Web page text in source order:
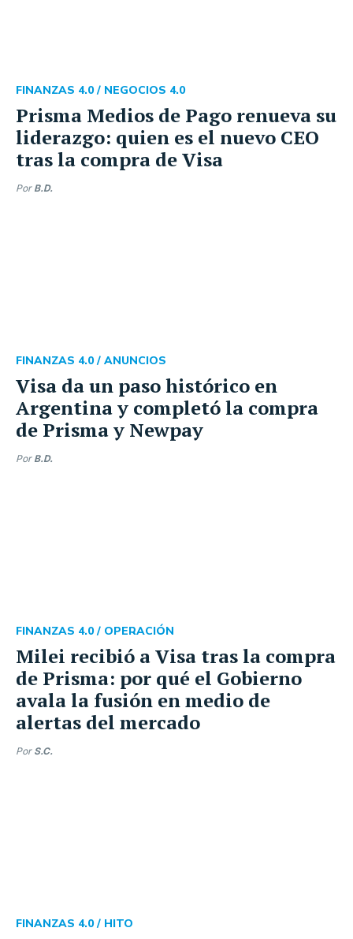
Prisma Medios de Pago renueva su
liderazgo: quien es el nuevo CEO
tras la compra de Visa
FINANZAS 4.0 / NEGOCIOS 4.0
Por B.D.
Visa da un paso histórico en
Argentina y completó la compra
de Prisma y Newpay
FINANZAS 4.0 / ANUNCIOS
Por B.D.
Milei recibió a Visa tras la compra
de Prisma: por qué el Gobierno
avala la fusión en medio de
alertas del mercado
FINANZAS 4.0 / OPERACIÓN
Por S.C.
FINANZAS 4.0 / HITO